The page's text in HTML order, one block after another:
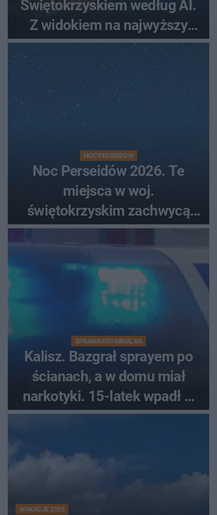
Świętokrzyskiem według AI.
Z widokiem na najwyższy
szczyt Gór Świętokrzyskich
NOC PERSEIDÓW
Noc Perseidów 2026. Te
miejsca w woj.
świętokrzyskim zachwycą
każdego miłośnika gwiazd
SPRAWA KRYMINALNA
Kalisz. Bazgrał sprayem po
ścianach, a w domu miał
narkotyki. 15-latek wpadł w
ręce policjantów
WAKACJE 2026